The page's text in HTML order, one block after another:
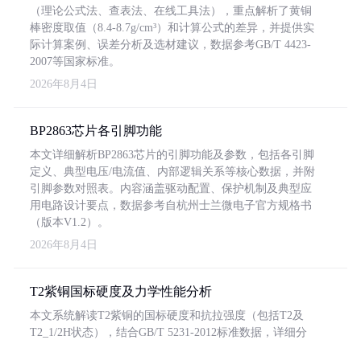
（理论公式法、查表法、在线工具法），重点解析了黄铜
棒密度取值（8.4-8.7g/cm³）和计算公式的差异，并提供实
际计算案例、误差分析及选材建议，数据参考GB/T 4423-
2007等国家标准。
2026年8月4日
BP2863芯片各引脚功能
本文详细解析BP2863芯片的引脚功能及参数，包括各引脚
定义、典型电压/电流值、内部逻辑关系等核心数据，并附
引脚参数对照表。内容涵盖驱动配置、保护机制及典型应
用电路设计要点，数据参考自杭州士兰微电子官方规格书
（版本V1.2）。
2026年8月4日
T2紫铜国标硬度及力学性能分析
本文系统解读T2紫铜的国标硬度和抗拉强度（包括T2及
T2_1/2H状态），结合GB/T 5231-2012标准数据，详细分